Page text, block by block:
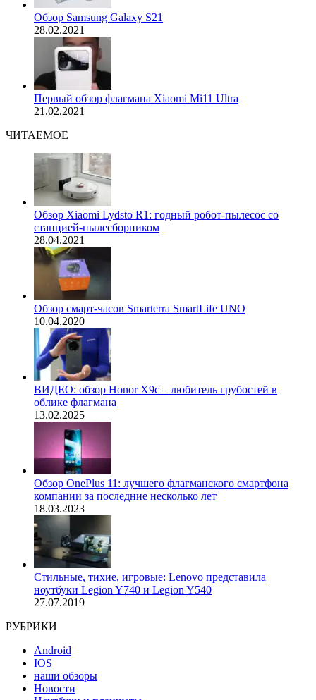
Обзор Samsung Galaxy S21
28.02.2021
Первый обзор флагмана Xiaomi Mi11 Ultra
21.02.2021
ЧИТАЕМОЕ
Обзор Xiaomi Lydsto R1: годный робот-пылесос со
станцией-пылесборником
28.04.2021
Обзор смарт-часов Smarterra SmartLife UNO
10.04.2020
ВИДЕО: обзор Honor X9c – любитель грубостей в
облике флагмана
13.02.2025
Обзор OnePlus 11: лучшего флагманского смартфона
компании за последние несколько лет
18.03.2023
Стильные, тихие, игровые: Lenovo представила
ноутбуки Legion Y740 и Legion Y540
27.07.2019
РУБРИКИ
Android
IOS
наши обзоры
Новости